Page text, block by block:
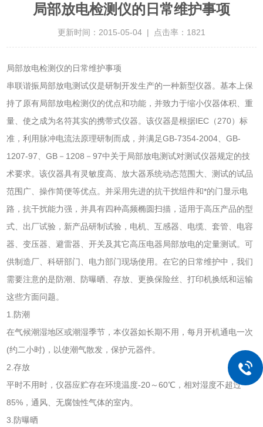
局部放电检测仪的日常维护事项
更新时间：2015-05-04 | 点击率：1821
局部放电检测仪的日常维护事项
串联谐振局部放电测试仪是研制开发生产的一种新型仪器。基本上保
持了原有局部放电检测仪的优点和功能，并致力于缩小仪器体积、重
量、使之成为名符其实的携带式仪器。该仪器是根据IEC（270）标
准，利用脉冲电流法原理研制而成，并满足GB-7354-2004、GB-
1207-97、GB－1208－97中关于局部放电测试对测试仪器规定的技
术要求。该仪器具有灵敏度高、放大器系统动态范围大、测试的试品
范围广、操作简便等优点。并采用先进的抗干扰组件和*的门显示电
路，抗干扰能力强，并具有四种高频椭圆扫描，适用于高压产品的型
式、出厂试验，新产品研制试验，电机、互感器、电缆、套管、电容
器、变压器、避雷器、开关及其它高压电器局部放电的定量测试。可
供制造厂、科研部门、电力部门现场使用。在它的日常维护中，我们
需要注意的是防潮、防曝晒、存放、更换保险丝、打印机换纸和运输
这些方面问题。
1.防潮
在气候潮湿地区或潮湿季节，本仪器如长期不用，每月开机通电一次
(约二小时)，以使潮气散发，保护元器件。
2.存放
平时不用时，仪器应贮存在环境温度-20～60℃，相对湿度不超过
85%，通风、无腐蚀性气体的室内。
3.防曝晒